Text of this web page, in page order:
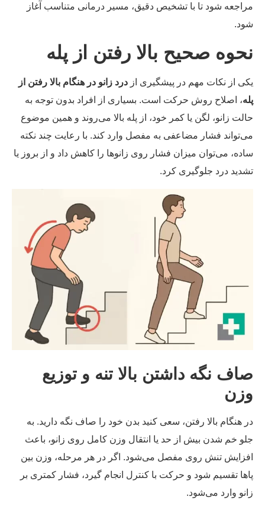
شود تا با تشخیص دقیق، مسیر درمانی متناسب آغاز
صحیح بالا رفتن از پله
از نکات مهم در پیشگیری ازدرد زانو در هنگام بالا رفتن از
، اصلاح روش حرکت است. بسیاری از افراد بدون توجه به
زانو، لگن یا کمر خود، از پله بالا می‌روند و همین موضوع
فشار مضاعفی به مفصل وارد کند. با رعایت چند نکته
می‌توان میزان فشار روی زانوها را کاهش داد و از بروز یا
درد جلوگیری کرد.
نگه داشتن بالا تنه و توزیع
هنگام بالا رفتن، سعی کنید بدن خود را صاف نگه دارید. به
خم شدن بیش از حد یا انتقال وزن کامل روی زانو، باعث
تنش روی مفصل می‌شود. اگر در هر مرحله، وزن بین
تقسیم شود و حرکت با کنترل انجام گیرد، فشار کمتری بر
وارد می‌شود.